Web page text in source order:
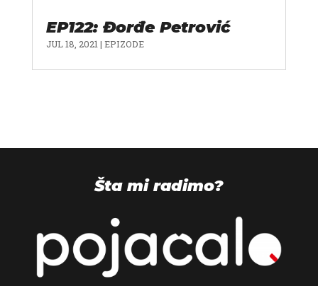
EP122: Đorđe Petrović
JUL 18, 2021 | EPIZODE
Šta mi radimo?